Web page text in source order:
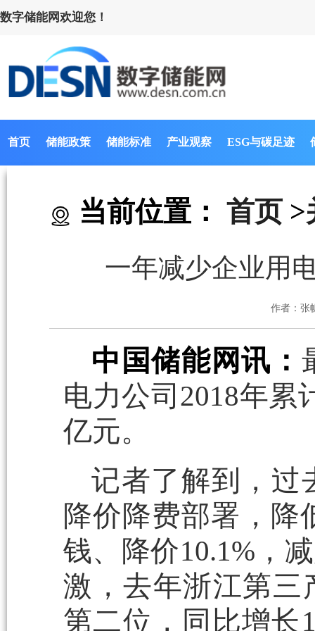
数字储能网欢迎您！
首页 储能政策 储能标准 产业观察 ESG与碳足迹
当前位置： 首页 >
一年减少企业用
作者：张
中国储能网讯：
电力公司2018年累
亿元。
记者了解到，过
降价降费部署，降
钱、降价10.1%，
激，去年浙江第三
第二位，同比增长